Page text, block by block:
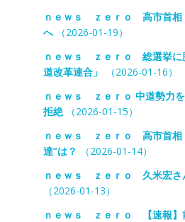
ｎｅｗｓ ｚｅｒｏ 高市首相
へ（2026-01-19）
ｎｅｗｓ ｚｅｒｏ 総選挙に
道改革連合」
（2026-01-16）
ｎｅｗｓ ｚｅｒｏ 中道勢力
拒絶（2026-01-15）
ｎｅｗｓ ｚｅｒｏ 高市首
達”は？
（2026-01-14）
ｎｅｗｓ ｚｅｒｏ 久米宏さ
（2026-01-13）
ｎｅｗｓ ｚｅｒｏ 【速報】